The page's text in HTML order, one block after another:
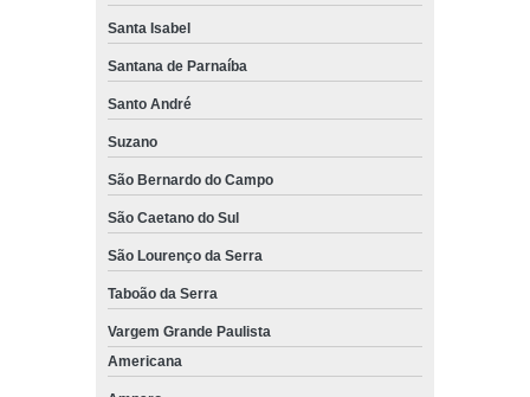
Santa Isabel
Santana de Parnaíba
Santo André
Suzano
São Bernardo do Campo
São Caetano do Sul
São Lourenço da Serra
Taboão da Serra
Vargem Grande Paulista
Americana